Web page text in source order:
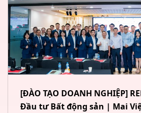
[ĐÀO TẠO DOANH NGHIỆP]
Đầu tư Bất động sản | Mai